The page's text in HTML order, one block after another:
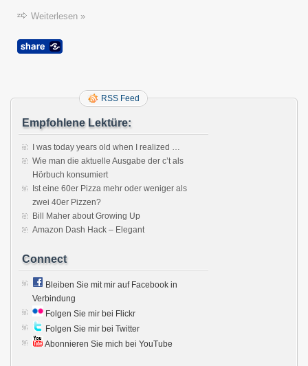
Weiterlesen »
RSS Feed
Empfohlene Lektüre:
I was today years old when I realized …
Wie man die aktuelle Ausgabe der c’t als
Hörbuch konsumiert
Ist eine 60er Pizza mehr oder weniger als
zwei 40er Pizzen?
Bill Maher about Growing Up
Amazon Dash Hack – Elegant
Connect
Bleiben Sie mit mir auf Facebook in
Verbindung
Folgen Sie mir bei Flickr
Folgen Sie mir bei Twitter
Abonnieren Sie mich bei YouTube